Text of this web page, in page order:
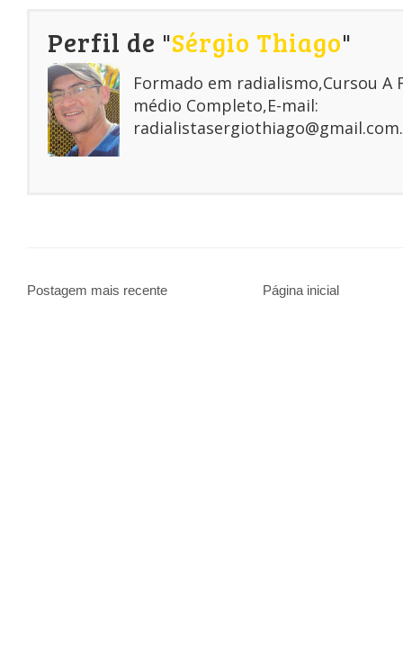
Perfil de "Sérgio Thiago"
Formado em radialismo,Cursou A
médio Completo,E-mail:
radialistasergiothiago@gmail.com.
Postagem mais recente Página inicial